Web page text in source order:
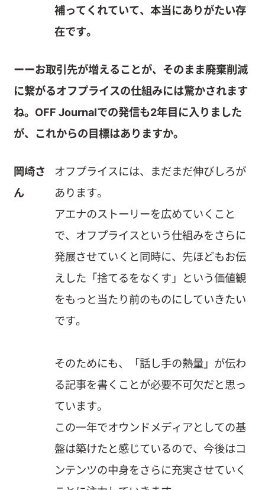
補ってくれていて、本当にありがたい存
在です。
ーーお取引先が増えることが、そのまま廃棄削減
に繋がるオフプライスの仕組みには驚かされます
ね。OFF Journalでの発信も2年目に入りました
が、これからの目標はありますか。
岡崎さ
ん
オフプライスには、まだまだ伸びしろが
あります。
アエナのストーリーを広めていくこと
で、オフプライスという仕組みをさらに
発展させていくと同時に、先ほどもお伝
えした「捨てるをなくす」という価値観
をもっと当たり前のものにしていきたい
です。
そのためにも、「話し手の熱量」が伝わ
る記事を書くことが必要不可欠だと思っ
ています。
この一年でオウンドメディアとしての基
盤は築けたと感じているので、今後はコ
ンテンツの中身をさらに充実させていく